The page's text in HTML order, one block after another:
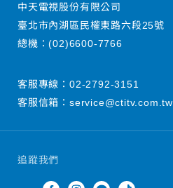
追蹤我們
中天電視股份有限公司
臺北市內湖區民權東路六段25號
總機：(02)6600-7766
客服專線： 02-2792-3151
客服信箱： service@ctitv.com.tw